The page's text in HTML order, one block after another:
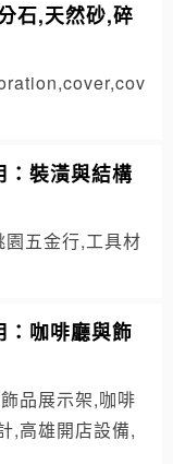
石,天然砂,碎
：裝潢與結構
五金行,工具材
：咖啡廳與飾
品展示架,咖啡
,高雄開店設備,